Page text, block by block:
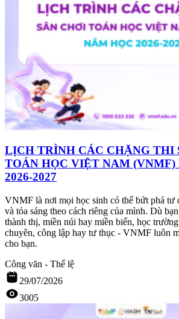
LỊCH TRÌNH CÁC CHẶNG THI
TOÁN HỌC VIỆT NAM (VNMF)
2026-2027
VNMF là nơi mọi học sinh có thể bứt phá tư
và tỏa sáng theo cách riêng của mình. Dù
thành thị, miền núi hay miền biển, học
chuyên, công lập hay tư thục - VNMF luôn
cho bạn.
Công văn - Thể lệ
29/07/2026
3005